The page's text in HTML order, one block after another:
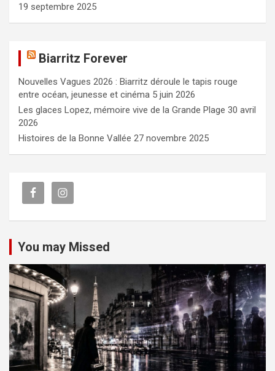
19 septembre 2025
Biarritz Forever
Nouvelles Vagues 2026 : Biarritz déroule le tapis rouge
entre océan, jeunesse et cinéma 5 juin 2026
Les glaces Lopez, mémoire vive de la Grande Plage 30 avril
2026
Histoires de la Bonne Vallée 27 novembre 2025
You may Missed